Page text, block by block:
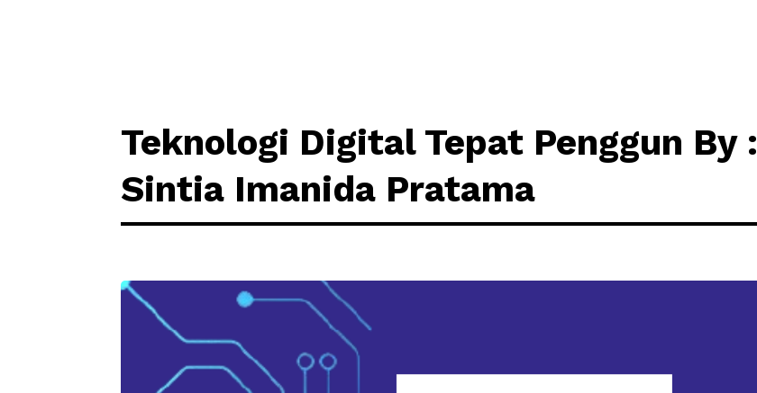
Teknologi Digital Tepat Penggun By :
Sintia Imanida Pratama